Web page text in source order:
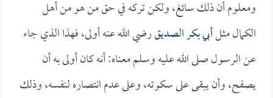
ومعلوم أن ذلك سائغ، ولكن تركه في حق من هو من أهل
الكمال مثلأبي بكر الصديقرضي الله عنه أولى، فهذا الذي جاء
عن الرسول صلى الله عليه وسلم معناه: أنه كان أولى به أن
يصفح، وأن يبقى على سكوته، وعلى عدم انتصاره لنفسه، وذلك